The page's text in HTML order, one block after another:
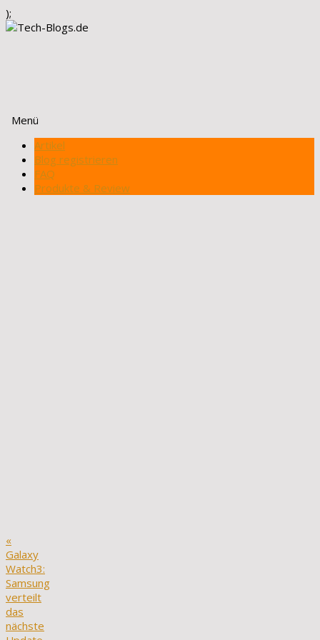
);
Menü
Zum
Inhalt
springen
Artikel
Blog registrieren
FAQ
Produkte & Review
«
Galaxy
Watch3:
Samsung
verteilt
das
nächste